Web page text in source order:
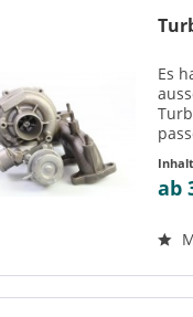
Es
der
Inhalt
ab